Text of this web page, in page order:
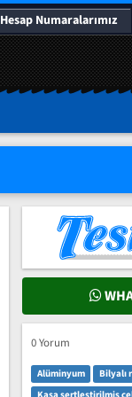
Hesap Numaralarımız
0 Yorum
Alüminyum Bilyalı
SÜRPRIZ